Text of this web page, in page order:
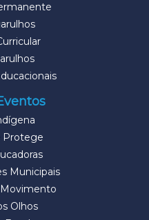
Protege
Municipais
Olhos